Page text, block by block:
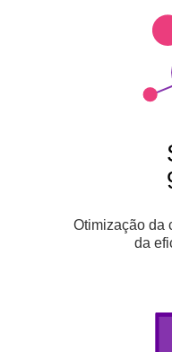
Otimização da
da